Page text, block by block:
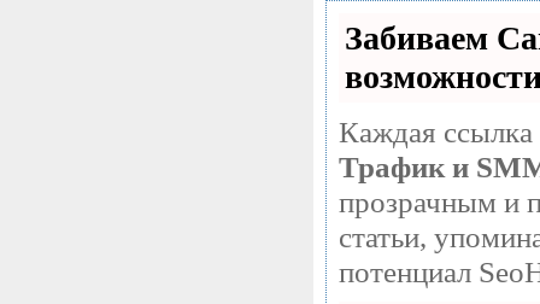
Забиваем
Каждая ссылка
Трафик и
прозрачным и
статьи,
потенциал